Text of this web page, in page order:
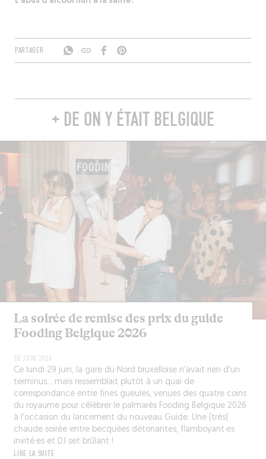
PARTAGER
+ DE ON Y ÉTAIT BELGIQUE
La soirée de remise des prix du guide
Fooding Belgique 2026
30 JUIN 2026
Ce lundi 29 juin, la gare du Nord bruxelloise n’avait rien d’un
terminus… mais ressemblait plutôt à un quai de
correspondance entre fines gueules, venues des quatre coins
du royaume pour célébrer le palmarès Fooding Belgique 2026
à l’occasion du lancement du nouveau Guide. Une (très)
chaude soirée entre becquées détonantes, flamboyant·es
invité·es et DJ set brûlant !
LIRE LA SUITE